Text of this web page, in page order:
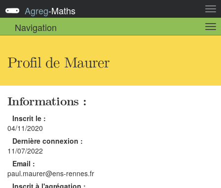
la
Agreg-Maths
Navigation
la
Profil de Maurer
Informations :
Inscrit le :
04/11/2020
Dernière connexion :
11/07/2022
Email :
paul.maurer@ens-rennes.fr
Inscrit à l'agrégation :